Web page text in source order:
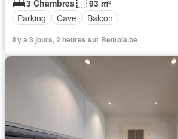
3 Chambres
93 m²
Parking
Cave Balcon
Il y a 3 jours, 2 heures sur Rentola.be